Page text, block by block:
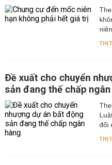
THỊ
Đề xuất cho chuyển
sản đang thế chấp
đổi
THỊ